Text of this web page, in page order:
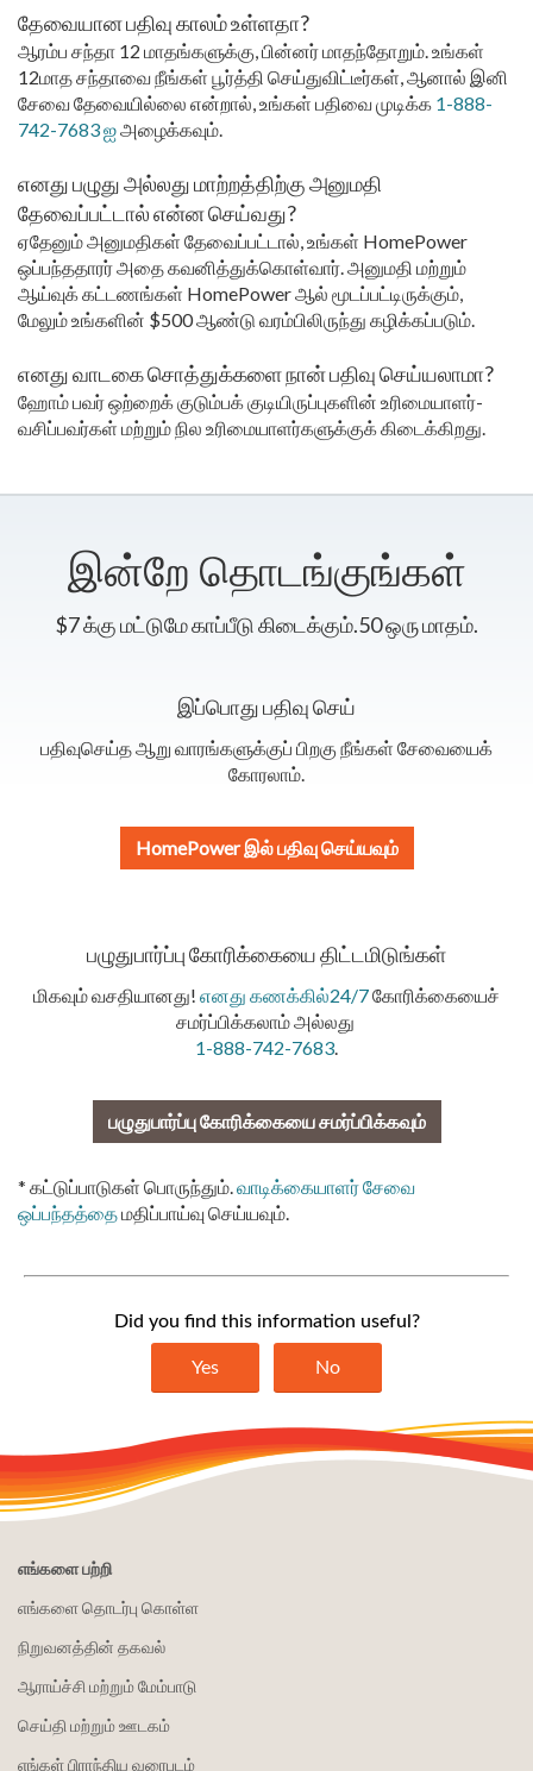
தேவையான பதிவு காலம் உள்ளதா?
ஆரம்ப சந்தா 12 மாதங்களுக்கு, பின்னர் மாதந்தோறும். உங்கள்
12மாத சந்தாவை நீங்கள் பூர்த்தி செய்துவிட்டீர்கள், ஆனால் இனி
சேவை தேவையில்லை என்றால், உங்கள் பதிவை முடிக்க 1-888-
742-7683 ஐஅழைக்கவும்.
எனது பழுது அல்லது மாற்றத்திற்கு அனுமதி
தேவைப்பட்டால் என்ன செய்வது?
ஏதேனும் அனுமதிகள் தேவைப்பட்டால், உங்கள் HomePower
ஒப்பந்ததாரர் அதை கவனித்துக்கொள்வார். அனுமதி மற்றும்
ஆய்வுக் கட்டணங்கள் HomePower ஆல் மூடப்பட்டிருக்கும்,
மேலும் உங்களின் $500 ஆண்டு வரம்பிலிருந்து கழிக்கப்படும்.
எனது வாடகை சொத்துக்களை நான் பதிவு செய்யலாமா?
ஹோம் பவர் ஒற்றைக் குடும்பக் குடியிருப்புகளின் உரிமையாளர்-
வசிப்பவர்கள் மற்றும் நில உரிமையாளர்களுக்குக் கிடைக்கிறது.
இன்றே தொடங்குங்கள்
$7 க்கு மட்டுமே காப்பீடு கிடைக்கும்.50 ஒரு மாதம்.
இப்பொது பதிவு செய்
பதிவுசெய்த ஆறு வாரங்களுக்குப் பிறகு நீங்கள் சேவையைக்
கோரலாம்.
HomePower இல் பதிவு செய்யவும்
பழுதுபார்ப்பு கோரிக்கையை திட்டமிடுங்கள்
மிகவும் வசதியானது! எனது கணக்கில்24/7கோரிக்கையைச்
சமர்ப்பிக்கலாம் அல்லது
1-888-742-7683.
பழுதுபார்ப்பு கோரிக்கையை சமர்ப்பிக்கவும்
* கட்டுப்பாடுகள் பொருந்தும்.வாடிக்கையாளர் சேவை
ஒப்பந்தத்தைமதிப்பாய்வு செய்யவும்.
எங்களை பற்றி
எங்களை தொடர்பு கொள்ள
நிறுவனத்தின் தகவல்
ஆராய்ச்சி மற்றும் மேம்பாடு
செய்தி மற்றும் ஊடகம்
எங்கள் பிராந்திய வரைபடம்